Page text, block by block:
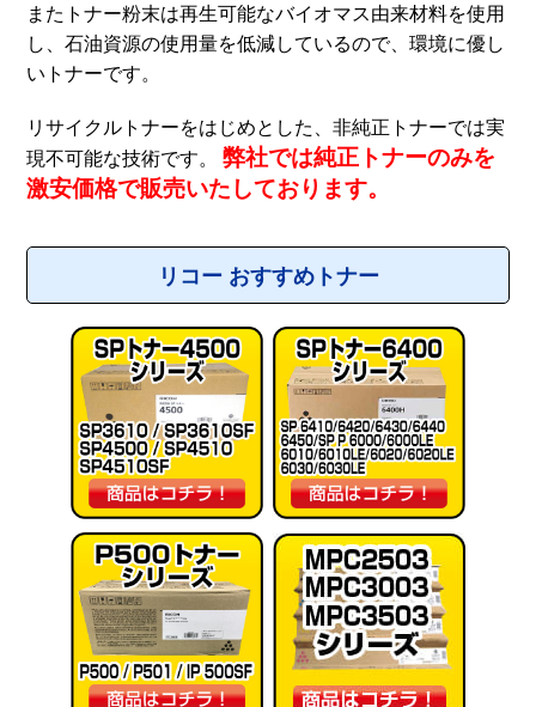
またトナー粉末は再生可能なバイオマス由来材料を使用
し、石油資源の使用量を低減しているので、環境に優し
いトナーです。
リサイクルトナーをはじめとした、非純正トナーでは実
現不可能な技術です。弊社では純正トナーのみを
激安価格で販売いたしております。
リコー おすすめトナー